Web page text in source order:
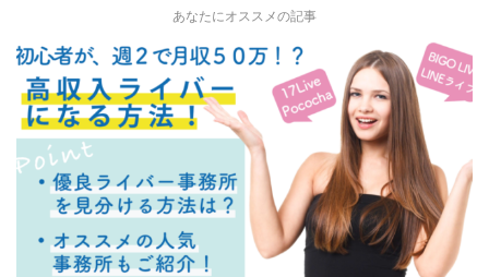
あなたにオススメの記事